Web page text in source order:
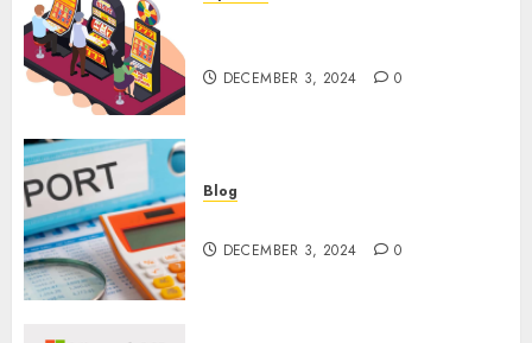
DECEMBER 3, 2024 0
Blog
DECEMBER 3, 2024 0